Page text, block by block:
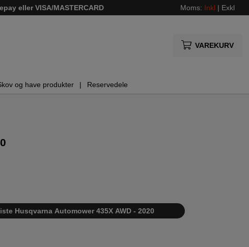
eller VISA/MASTERCARD Moms: Inkl | Exkl
VAREKURV
og have produkter Reservedele
Husqvarna Automower 435X AWD - 2020